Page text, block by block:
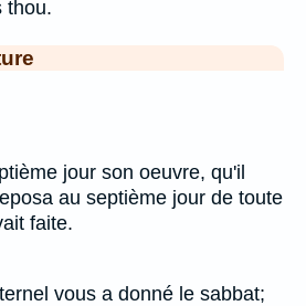
thou.
jour son oeuvre, qu'il
au septième jour de toute
faite.
vous a donné le sabbat;